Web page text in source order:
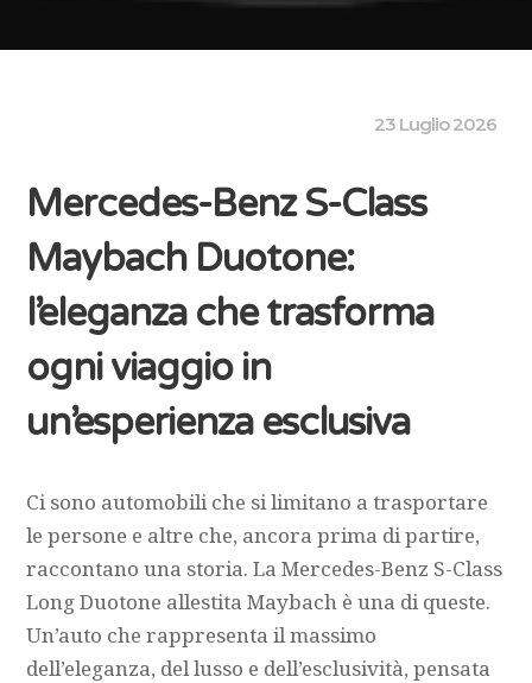
23 Luglio 2026
Mercedes-Benz S-Class
Maybach Duotone:
l’eleganza che trasforma
ogni viaggio in
un’esperienza esclusiva
Ci sono automobili che si limitano a trasportare
le persone e altre che, ancora prima di partire,
raccontano una storia. La Mercedes-Benz S-Class
Long Duotone allestita Maybach è una di queste.
Un’auto che rappresenta il massimo
dell’eleganza, del lusso e dell’esclusività, pensata